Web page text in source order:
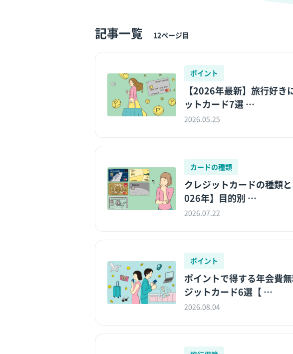
記事一覧 12ページ目
ポイント
【2026年最新】旅行好き
ットカード7選 …
2026.05.25
カードの種類
クレジットカードの種類
026年】目的別 …
2026.07.22
ポイント
ポイントで得する年会費
ジットカード6選【 …
2026.08.04